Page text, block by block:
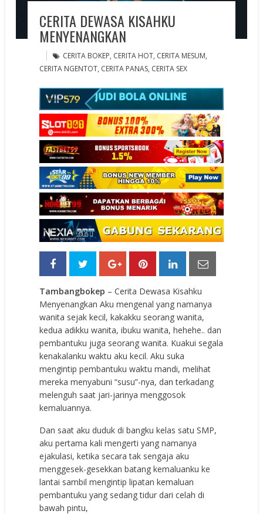
CERITA DEWASA KISAHKU
MENYENANGKAN
CERITA BOKEP, CERITA HOT, CERITA MESUM,
CERITA NGENTOT, CERITA PANAS, CERITA SEX
Tambangbokep – Cerita Dewasa Kisahku
Menyenangkan Aku mengenal yang namanya
wanita sejak kecil, kakakku seorang wanita,
kedua adikku wanita, ibuku wanita, hehehe.. dan
pembantuku juga seorang wanita. Kuakui segala
kenakalanku waktu aku kecil. Aku suka
mengintip pembantuku waktu mandi, melihat
mereka menyabuni “susu”-nya, dan terkadang
melenguh saat jari-jarinya menggosok
kemaluannya.
Dan saat aku duduk di bangku kelas satu SMP,
aku pertama kali mengerti yang namanya
ejakulasi, ketika secara tak sengaja aku
menggesek-gesekkan batang kemaluanku ke
lantai sambil mengintip lipatan kemaluan
pembantuku yang sedang tidur dari celah di
bawah pintu,